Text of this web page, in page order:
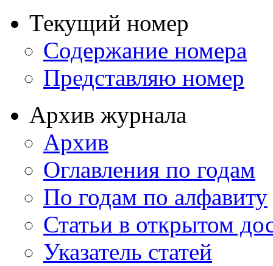
Текущий номер
Содержание номера
Представляю номер
Архив журнала
Архив
Оглавления по годам
По годам по алфавиту
Статьи в открытом
Указатель статей